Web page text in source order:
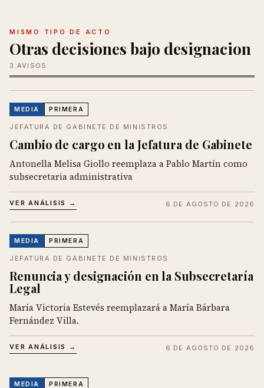
MISMO TIPO DE ACTO
Otras decisiones bajo designacion
3 AVISOS
MEDIA PRIMERA
JEFATURA DE GABINETE DE MINISTROS
Cambio de cargo en la Jefatura de Gabinete
Antonella Melisa Giollo reemplaza a Pablo Martín como
subsecretaria administrativa
VER ANÁLISIS → 6 DE AGOSTO DE 2026
MEDIA PRIMERA
JEFATURA DE GABINETE DE MINISTROS
Renuncia y designación en la Subsecretaría
Legal
María Victoria Estevés reemplazará a María Bárbara
Fernández Villa.
VER ANÁLISIS → 6 DE AGOSTO DE 2026
MEDIA PRIMERA